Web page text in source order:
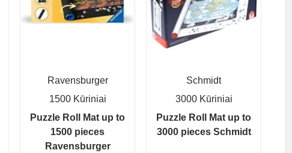
Ravensburger
1500 Kūriniai
Puzzle Roll Mat up to
1500 pieces
Ravensburger
Schmidt
3000 Kūriniai
Puzzle Roll Mat up to
3000 pieces Schmidt